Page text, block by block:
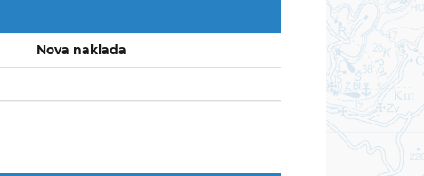
Nova naklada